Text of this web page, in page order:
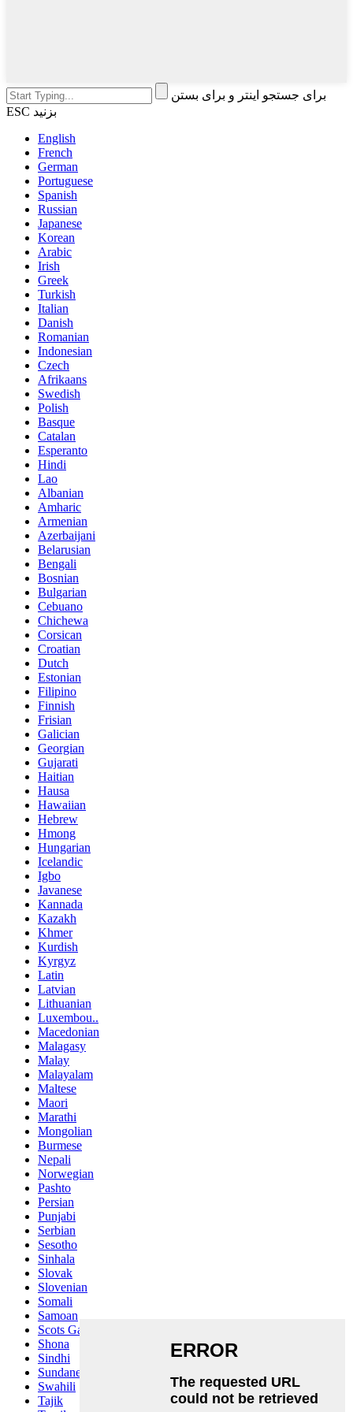
برای جستجو اینتر و برای بستن
ESC بزنید
English
French
German
Portuguese
Spanish
Russian
Japanese
Korean
Arabic
Irish
Greek
Turkish
Italian
Danish
Romanian
Indonesian
Czech
Afrikaans
Swedish
Polish
Basque
Catalan
Esperanto
Hindi
Lao
Albanian
Amharic
Armenian
Azerbaijani
Belarusian
Bengali
Bosnian
Bulgarian
Cebuano
Chichewa
Corsican
Croatian
Dutch
Estonian
Filipino
Finnish
Frisian
Galician
Georgian
Gujarati
Haitian
Hausa
Hawaiian
Hebrew
Hmong
Hungarian
Icelandic
Igbo
Javanese
Kannada
Kazakh
Khmer
Kurdish
Kyrgyz
Latin
Latvian
Lithuanian
Luxembou..
Macedonian
Malagasy
Malay
Malayalam
Maltese
Maori
Marathi
Mongolian
Burmese
Nepali
Norwegian
Pashto
Persian
Punjabi
Serbian
Sesotho
Sinhala
Slovak
Slovenian
Somali
Samoan
Scots Gaelic
Shona
Sindhi
Sundanese
Swahili
Tajik